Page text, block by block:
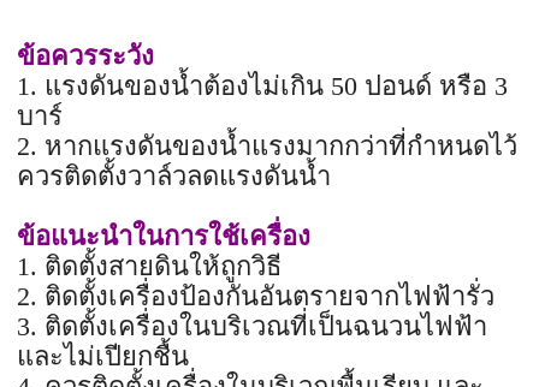
ข้อควรระวัง
1. แรงดันของน้ำต้องไม่เกิน 50 ปอนด์ หรือ 3
บาร์
2. หากแรงดันของน้ำแรงมากกว่าที่กำหนดไว้
ควรติดตั้งวาล์วลดแรงดันน้ำ
ข้อแนะนำในการใช้เครื่อง
1. ติดตั้งสายดินให้ถูกวิธี
2. ติดตั้งเครื่องป้องกันอันตรายจากไฟฟ้ารั่ว
3. ติดตั้งเครื่องในบริเวณที่เป็นฉนวนไฟฟ้า
และไม่เปียกชื้น